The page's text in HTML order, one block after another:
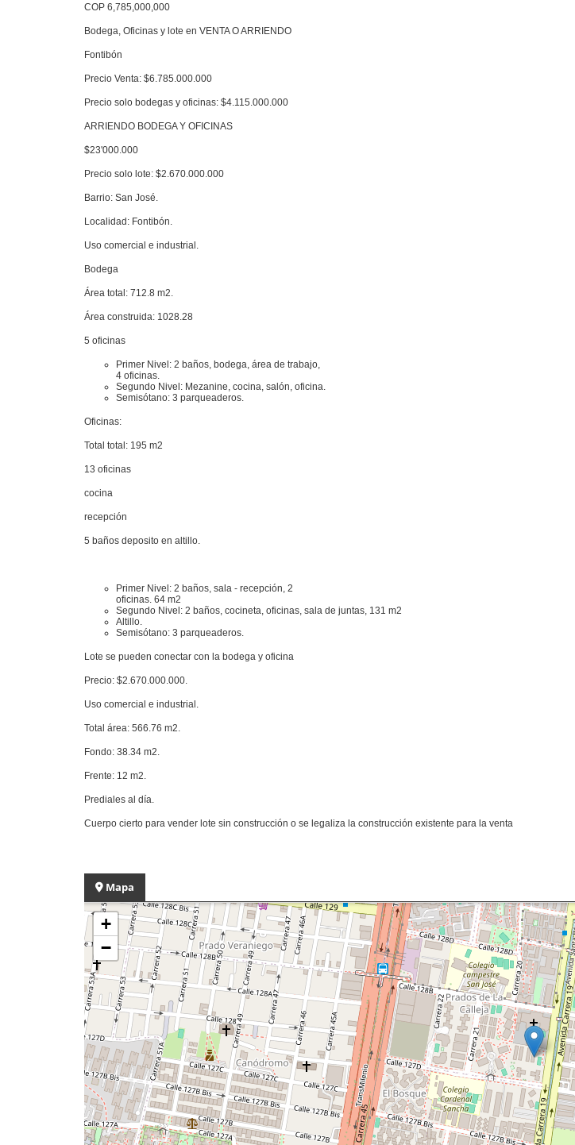
COP 6,785,000,000
Bodega, Oficinas y lote en VENTA O ARRIENDO
Fontibón
Precio Venta: $6.785.000.000
Precio solo bodegas y oficinas: $4.115.000.000
ARRIENDO BODEGA Y OFICINAS
$23'000.000
Precio solo lote: $2.670.000.000
Barrio: San José.
Localidad: Fontibón.
Uso comercial e industrial.
Bodega
Área total: 712.8 m2.
Área construida: 1028.28
5 oficinas
Primer Nivel: 2 baños, bodega, área de trabajo,
4 oficinas.
Segundo Nivel: Mezanine, cocina, salón, oficina.
Semisótano: 3 parqueaderos.
Oficinas:
Total total: 195 m2
13 oficinas
cocina
recepción
5 baños deposito en altillo.
Primer Nivel: 2 baños, sala - recepción, 2
oficinas. 64 m2
Segundo Nivel: 2 baños, cocineta, oficinas, sala de juntas, 131 m2
Altillo.
Semisótano: 3 parqueaderos.
Lote se pueden conectar con la bodega y oficina
Precio: $2.670.000.000.
Uso comercial e industrial.
Total área: 566.76 m2.
Fondo: 38.34 m2.
Frente: 12 m2.
Prediales al día.
Cuerpo cierto para vender lote sin construcción o se legaliza la construcción existente para la venta
Mapa
+
−